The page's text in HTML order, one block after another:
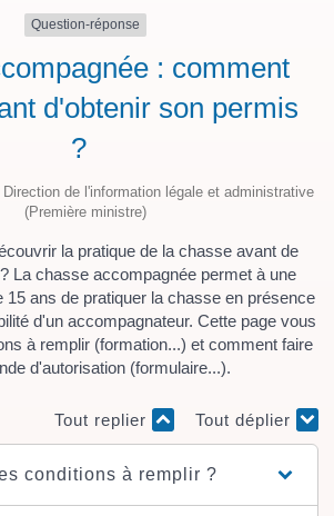
Question-réponse
: comment
d'obtenir son permis
?
de l'information légale et administrative
(Première ministre)
la pratique de la chasse avant de
La chasse accompagnée permet à une
15 ans de pratiquer la chasse en présence
d'un accompagnateur. Cette page vous
à remplir (formation...) et comment faire
d'autorisation (formulaire...).
Tout replier Tout déplier
conditions à remplir ?